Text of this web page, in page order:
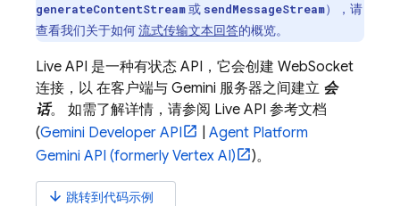
generateContentStream或 sendMessageStream），请
查看我们关于如何流式传输文本回答的概览。
Live API 是一种有状态 API，它会创建 WebSocket
连接，以 在客户端与 Gemini 服务器之间建立 会
话。 如需了解详情，请参阅 Live API 参考文档
(Gemini Developer API
Agent Platform
Gemini API (formerly Vertex AI)
)。
arrow_downward 跳转到代码示例